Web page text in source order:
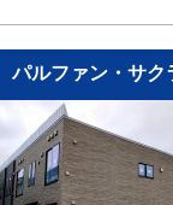
パルファン・サ